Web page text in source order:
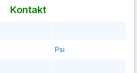
Kontakt
Psi